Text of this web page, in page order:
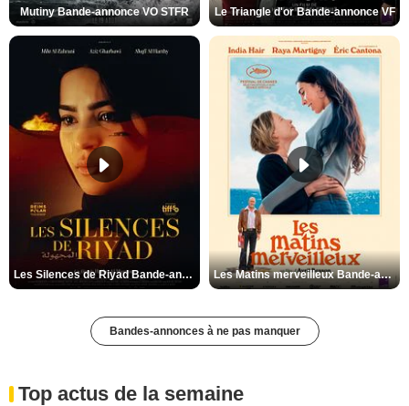
Mutiny Bande-annonce VO STFR Le Triangle d'or Bande-annonce VF
Les Silences de Riyad Bande-annonce VO STFR Les Matins merveilleux Bande-annonce VF
Bandes-annonces à ne pas manquer
Top actus de la semaine